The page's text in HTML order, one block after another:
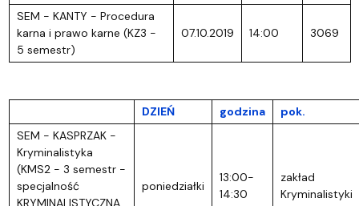
SEM - KANTY - Procedura
karna i prawo karne (KZ3 -
5 semestr)
07.10.2019 14:00 3069
DZIEŃ godzina
pok.
SEM - KASPRZAK -
Kryminalistyka
(KMS2 - 3 semestr -
specjalność
KRYMINALISTYCZNA
poniedziałki
13:00-
14:30
zakład
Kryminalistyki